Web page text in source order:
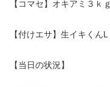
【コマセ】オキアミ３
【付けエサ】生イキくんL
【当日の状況】